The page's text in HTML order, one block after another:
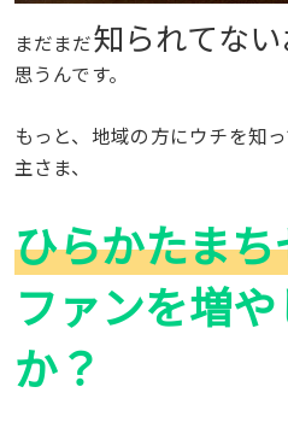
まだまだ知られてな
思うんです。
もっと、地域の方にウチを知
主さま、
ひらかたま
ファンを増
か？